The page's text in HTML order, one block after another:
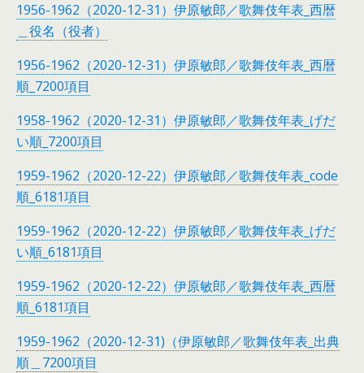
1956-1962（2020-12-31）伊原敏郎／歌舞伎年表_西暦
＿役名（役者）
1956-1962（2020-12-31）伊原敏郎／歌舞伎年表_西暦
順_7200項目
1958-1962（2020-12-31）伊原敏郎／歌舞伎年表_げだ
い順_7200項目
1959-1962（2020-12-22）伊原敏郎／歌舞伎年表_code
順_6181項目
1959-1962（2020-12-22）伊原敏郎／歌舞伎年表_げだ
い順_6181項目
1959-1962（2020-12-22）伊原敏郎／歌舞伎年表_西暦
順_6181項目
1959-1962（2020-12-31)（伊原敏郎／歌舞伎年表_出典
順＿7200項目